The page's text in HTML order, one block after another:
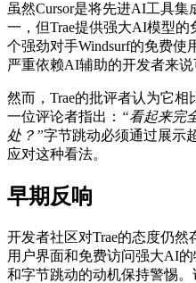
虽然Cursor是将先进AI工具集
一，但Trae提供强大AI模型
个强劲对手Windsurf的免费使
严重依赖AI辅助的开发者来说
然而，Trae的批评者认为它相
一位评论者指出： “看起来完
处？”字节跳动必须通过展示
应对这种看法。
早期反响
开发者社区对Trae的态度仍
用户界面和免费访问强大AI
和字节跳动的动机保持警惕。